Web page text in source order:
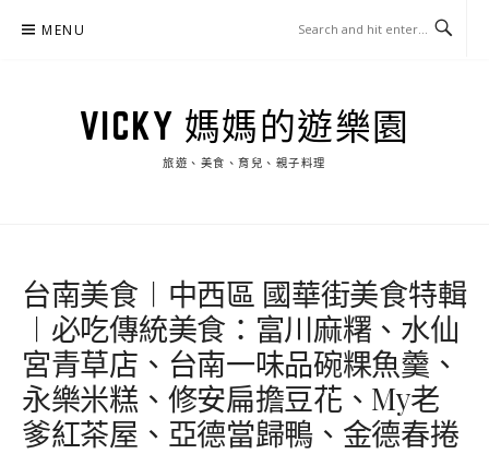
MENU
VICKY 媽媽的遊樂園
旅遊、美食、育兒、親子料理
台南美食︱中西區 國華街美食特輯
︱必吃傳統美食：富川麻糬、水仙
宮青草店、台南一味品碗粿魚羹、
永樂米糕、修安扁擔豆花、My老
爹紅茶屋、亞德當歸鴨、金德春捲